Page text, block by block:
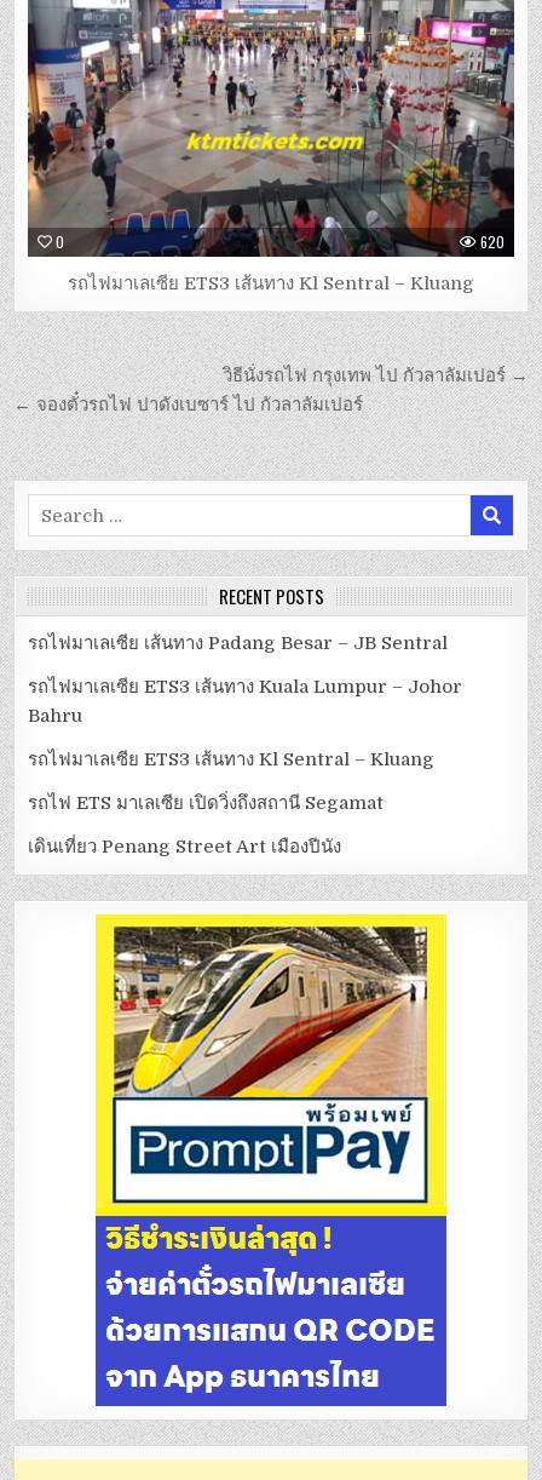
0 620
รถไฟมาเลเซีย ETS3 เส้นทาง Kl Sentral – Kluang
Post
navigation
วิธีนั่งรถไฟ กรุงเทพ ไป กัวลาลัมเปอร์ →
← จองตั๋วรถไฟ ปาดังเบซาร์ ไป กัวลาลัมเปอร์
Search
for:
RECENT POSTS
รถไฟมาเลเซีย เส้นทาง Padang Besar – JB Sentral
รถไฟมาเลเซีย ETS3 เส้นทาง Kuala Lumpur – Johor
Bahru
รถไฟมาเลเซีย ETS3 เส้นทาง Kl Sentral – Kluang
รถไฟ ETS มาเลเซีย เปิดวิ่งถึงสถานี Segamat
เดินเที่ยว Penang Street Art เมืองปีนัง